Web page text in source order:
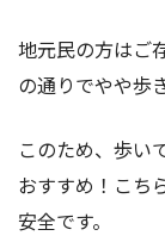
地元民の方はご
の通りでやや歩
このため、歩い
おすすめ！こち
安全です。